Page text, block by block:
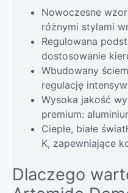
Nowoczesne
różnymi stylami
Regulowana
dostosowanie
Wbudowany
regulację
Wysoka jakość
premium:
Ciepłe, białe
K, zapewniające
Dlaczego